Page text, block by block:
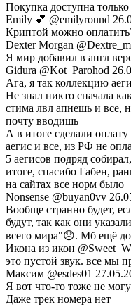
Покупка доступна
Emily 💕 @emilyround
Криптой можно
Dexter Morgan
Я мир добавил в англ
Gidura @Kot_Parohod
Ага, я так коллекцию
Не знал никто сначала
стима лвл апнешь и все,
почту вводишь
А в итоге сделали
аегис и все, из РФ не
5 аегисов подряд
итоге, спасибо Габен,
на сайтах все норм было
Nonsense @buyan0vv
Вообще странно будет,
будут, так как они
всего мира"😞. Мб ещё
Икона из икон
это пустой звук. все мы
Максим @esdes01
Я вот что-то тоже не
Даже трек номера нет